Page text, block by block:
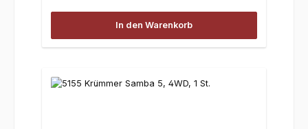
In den Warenkorb